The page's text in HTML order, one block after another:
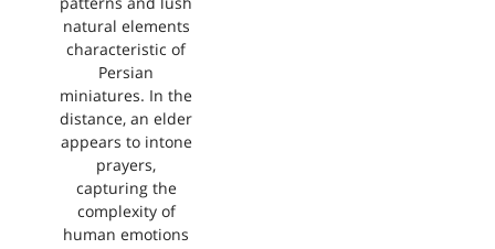
natural elements
characteristic of
Persian
miniatures. In the
distance, an elder
appears to intone
prayers,
capturing the
complexity of
human emotions